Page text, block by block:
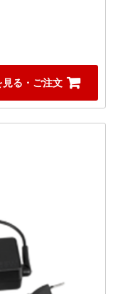
見る・ご注文